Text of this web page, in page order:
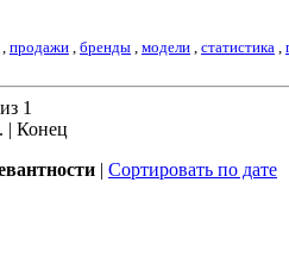
, продажи , бренды , модели , статистика ,
1
| Конец
| Сортировать по дате